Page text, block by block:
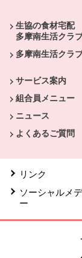
生協の食材宅配
多摩南生活クラ
多摩南生活クラ
サービス案内
組合員メニュー
ニュース
よくあるご質問
リンク
ソーシャルメ
ー